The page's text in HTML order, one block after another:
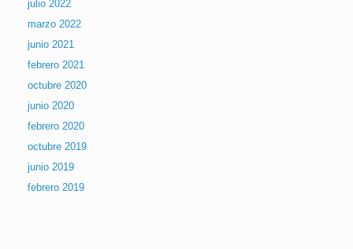
julio 2022
marzo 2022
junio 2021
febrero 2021
octubre 2020
junio 2020
febrero 2020
octubre 2019
junio 2019
febrero 2019